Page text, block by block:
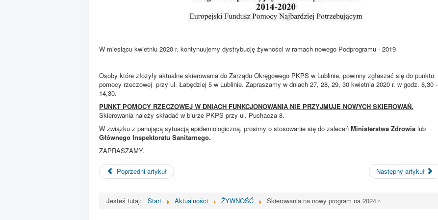
W miesiącu kwietniu 2020 r. kontynuujemy dystrybucję żywności w ramach nowego Podprogramu - 2019
Osoby które złożyły aktualne skierowania do Zarządu Okręgowego PKPS w Lublinie, powinny zgłaszać się do punktu
pomocy rzeczowej przy ul. Łabędziej 5 w Lublinie. Zapraszamy w dniach 27, 28, 29, 30 kwietnia 2020 r. w godz. 8,30 -
14,30.
PUNKT POMOCY RZECZOWEJ W DNIACH FUNKCJONOWANIA NIE PRZYJMUJE NOWYCH SKIEROWAŃ.
Skierowania należy składać w biurze PKPS przy ul. Puchacza 8.
W związku z panującą sytuacją epidemiologiczną, prosimy o stosowanie się do zaleceń Ministerstwa Zdrowia lub
Głównego Inspektoratu Sanitarnego.
ZAPRASZAMY.
Poprzedni artykuł Następny artykuł
Jesteś tutaj: Start Aktualności ŻYWNOŚĆ Skierowania na nowy program na 2024 r.